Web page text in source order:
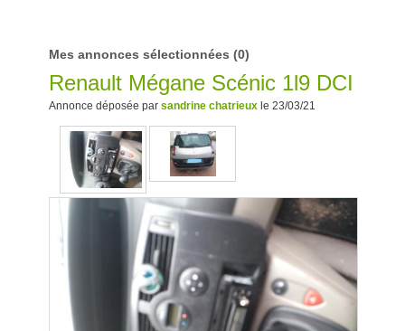
Mes annonces sélectionnées (0)
Renault Mégane Scénic 1l9 DCI
Annonce déposée par sandrine chatrieux le 23/03/21